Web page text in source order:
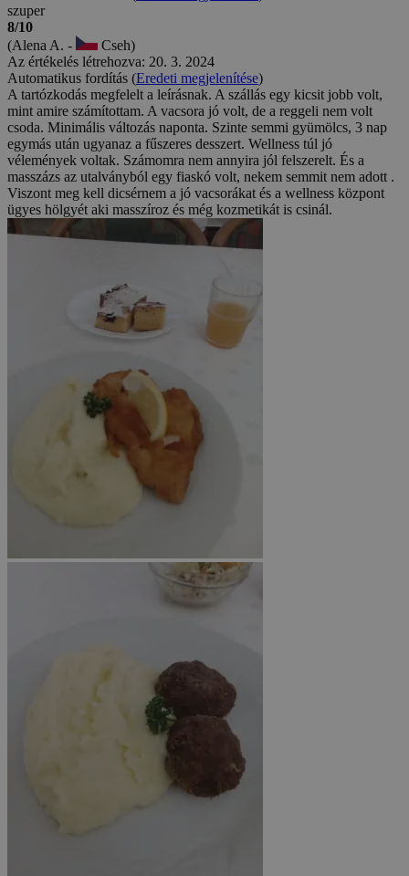
szuper
8/10
(Alena A. -
Cseh)
Az értékelés létrehozva: 20. 3. 2024
Automatikus fordítás (Eredeti megjelenítése)
A tartózkodás megfelelt a leírásnak. A szállás egy kicsit jobb volt,
mint amire számítottam. A vacsora jó volt, de a reggeli nem volt
csoda. Minimális változás naponta. Szinte semmi gyümölcs, 3 nap
egymás után ugyanaz a fűszeres desszert. Wellness túl jó
vélemények voltak. Számomra nem annyira jól felszerelt. És a
masszázs az utalványból egy fiaskó volt, nekem semmit nem adott .
Viszont meg kell dicsérnem a jó vacsorákat és a wellness központ
ügyes hölgyét aki masszíroz és még kozmetikát is csinál.